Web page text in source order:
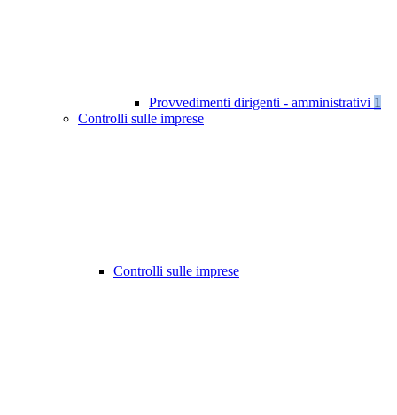
Provvedimenti dirigenti - amministrativi 1
Controlli sulle imprese
Controlli sulle imprese